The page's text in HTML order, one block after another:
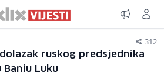
312
ruskog predsjednika
Luku